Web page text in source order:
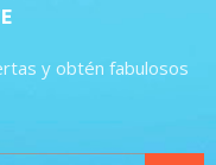
y obtén fabulosos